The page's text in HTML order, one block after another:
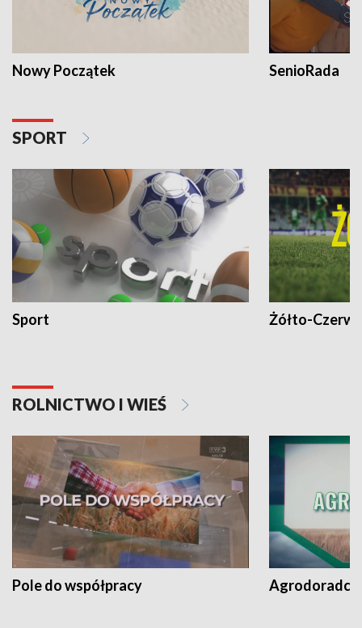
Nowy Początek SenioRada
SPORT
Sport Żółto-
ROLNICTWO I WIEŚ
Pole do współpracy Agrodoradcy